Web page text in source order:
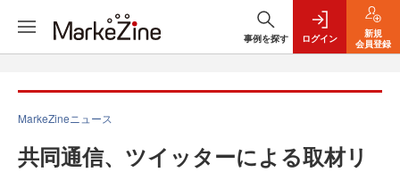
事例を探す ログイン
新規
会員登録
MarkeZineニュース
共同通信、ツイッターによる取材リ